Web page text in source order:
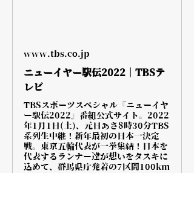
www.tbs.co.jp
ニューイヤー駅伝2022｜TBSテ
レビ
TBSスポーツスペシャル『ニューイヤ
ー駅伝2022』番組公式サイト。2022
年1月1日(土)、元日あさ8時30分TBS
系列生中継！新年最初の日本一決定
戦。東京五輪代表が一挙集結！日本を
代表するランナー達が想いをタスキに
込めて、群馬県庁発着の7区間100km